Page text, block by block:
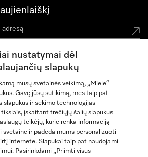
nustatymai dėl
slapukų
mūsų svetainės veikimą, „Miele“
Gavę jūsų sutikimą, mes taip pat
slapukus ir sekimo technologijas
tikslais, įskaitant trečiųjų šalių slapukus
teikėjų, kurie renka informaciją
svetaine ir padeda mums personalizuoti
internete. Slapukai taip pat naudojami
Pasirinkdami „Priimti visus